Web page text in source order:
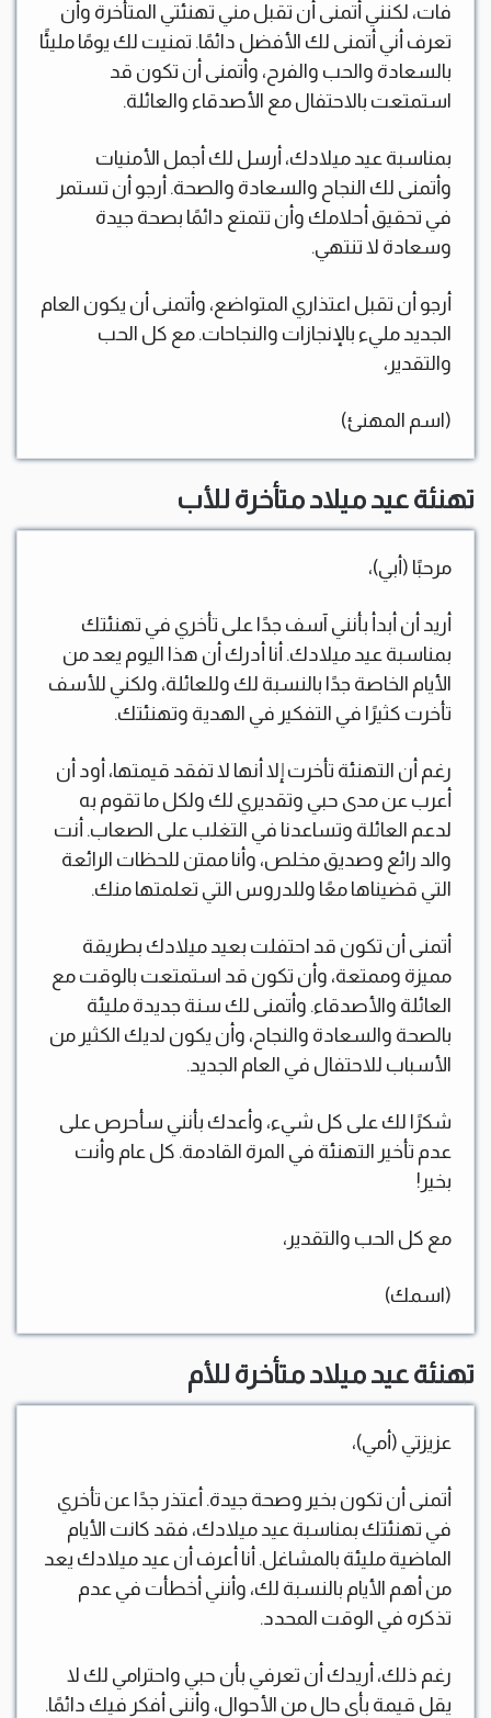
فات، لكنني أتمنى أن تقبل مني تهنئتي المتأخرة وأن
تعرف أني أتمنى لك الأفضل دائمًا. تمنيت لك يومًا مليئًا
بالسعادة والحب والفرح، وأتمنى أن تكون قد
استمتعت بالاحتفال مع الأصدقاء والعائلة.
بمناسبة عيد ميلادك، أرسل لك أجمل الأمنيات
وأتمنى لك النجاح والسعادة والصحة. أرجو أن تستمر
في تحقيق أحلامك وأن تتمتع دائمًا بصحة جيدة
وسعادة لا تنتهي.
أرجو أن تقبل اعتذاري المتواضع، وأتمنى أن يكون العام
الجديد مليء بالإنجازات والنجاحات. مع كل الحب
والتقدير،
(اسم المهنئ)
تهنئة عيد ميلاد متأخرة للأب
مرحبًا (أبي)،
أريد أن أبدأ بأنني آسف جدًا على تأخري في تهنئتك
بمناسبة عيد ميلادك. أنا أدرك أن هذا اليوم يعد من
الأيام الخاصة جدًا بالنسبة لك وللعائلة، ولكني للأسف
تأخرت كثيرًا في التفكير في الهدية وتهنئتك.
رغم أن التهنئة تأخرت إلا أنها لا تفقد قيمتها، أود أن
أعرب عن مدى حبي وتقديري لك ولكل ما تقوم به
لدعم العائلة وتساعدنا في التغلب على الصعاب. أنت
والد رائع وصديق مخلص، وأنا ممتن للحظات الرائعة
التي قضيناها معًا وللدروس التي تعلمتها منك.
أتمنى أن تكون قد احتفلت بعيد ميلادك بطريقة
مميزة وممتعة، وأن تكون قد استمتعت بالوقت مع
العائلة والأصدقاء. وأتمنى لك سنة جديدة مليئة
بالصحة والسعادة والنجاح، وأن يكون لديك الكثير من
الأسباب للاحتفال في العام الجديد.
شكرًا لك على كل شيء، وأعدك بأنني سأحرص على
عدم تأخير التهنئة في المرة القادمة. كل عام وأنت
بخير!
مع كل الحب والتقدير،
(اسمك)
تهنئة عيد ميلاد متأخرة للأم
عزيزتي (أمي)،
أتمنى أن تكون بخير وصحة جيدة. أعتذر جدًا عن تأخري
في تهنئتك بمناسبة عيد ميلادك، فقد كانت الأيام
الماضية مليئة بالمشاغل. أنا أعرف أن عيد ميلادك يعد
من أهم الأيام بالنسبة لك، وأنني أخطأت في عدم
تذكره في الوقت المحدد.
رغم ذلك، أريدك أن تعرفي بأن حبي واحترامي لك لا
يقل قيمة بأي حال من الأحوال، وأنني أفكر فيك دائمًا.